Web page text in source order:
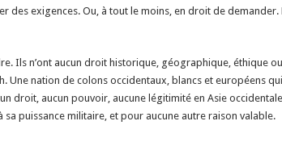
des exigences. Ou, à tout le moins, en droit de demander.
Ils n’ont aucun droit historique, géographique, éthique ou
Une nation de colons occidentaux, blancs et européens
droit, aucun pouvoir, aucune légitimité en Asie
sa puissance militaire, et pour aucune autre raison valable.